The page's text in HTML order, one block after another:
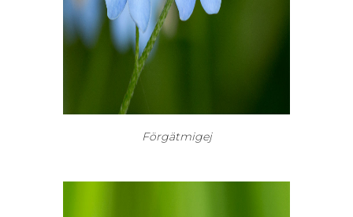
Förgätmigej